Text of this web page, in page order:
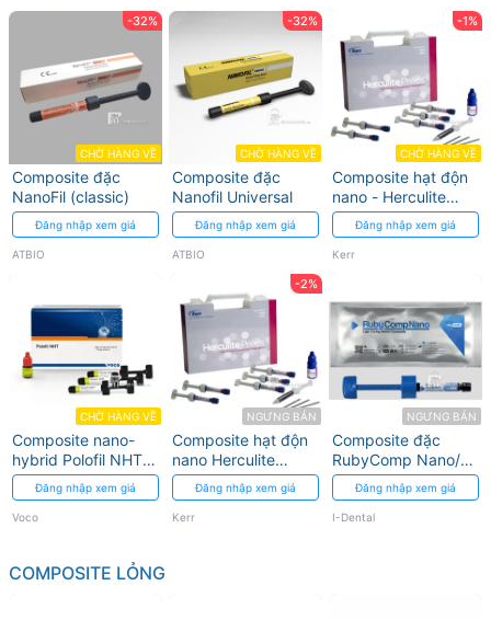
-32%
CHỜ HÀNG VỀ
Composite đặc
NanoFil (classic)
Đăng nhập xem giá
ATBIO
-32%
CHỜ HÀNG VỀ
Composite đặc
Nanofil Universal
Đăng nhập xem giá
ATBIO
-1%
CHỜ HÀNG VỀ
Composite hạt độn
nano - Herculite
Precis Dentin Kerr
Đăng nhập xem giá
Kerr
CHỜ HÀNG VỀ
Composite nano-
hybrid Polofil NHT -
Màu A1 Voco
Đăng nhập xem giá
Voco
-2%
NGƯNG BÁN
Composite hạt độn
nano Herculite
Precis Enamel Kerr
Đăng nhập xem giá
Kerr
NGƯNG BÁN
Composite đặc
RubyComp Nano/P
I-Dental
Đăng nhập xem giá
I-Dental
COMPOSITE LỎNG